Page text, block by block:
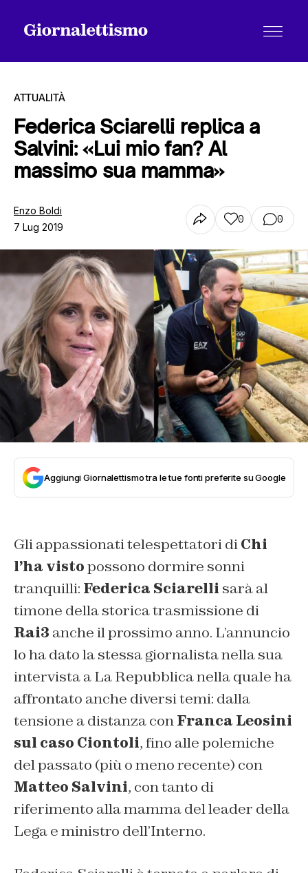
Tutti gli articoli
Chi siamo
Contatti
ATTUALITÀ
Federica Sciarelli replica a
Salvini: «Lui mio fan? Al
massimo sua mamma»
Enzo Boldi
7 Lug 2019
0 0
Aggiungi Giornalettismo tra le tue fonti preferite su Google
Gli appassionati telespettatori diChi
l’ha vistopossono dormire sonni
tranquilli: Federica Sciarelli sarà al
timone della storica trasmissione di
Rai3 anche il prossimo anno. L’annuncio
lo ha dato la stessa giornalista nella sua
intervista a La Repubblica nella quale ha
affrontato anche diversi temi: dalla
tensione a distanza conFranca Leosini
sul caso Ciontoli, fino alle polemiche
del passato (più o meno recente) con
Matteo Salvini, con tanto di
riferimento alla mamma del leader della
Lega e ministro dell’Interno.